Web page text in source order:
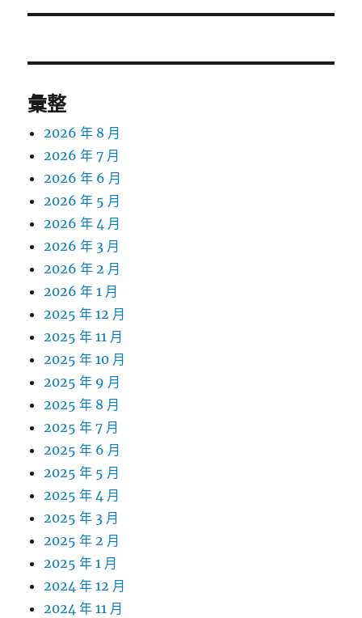
文
彙整
2026 年 8 月
2026 年 7 月
2026 年 6 月
2026 年 5 月
2026 年 4 月
2026 年 3 月
2026 年 2 月
2026 年 1 月
2025 年 12 月
2025 年 11 月
2025 年 10 月
2025 年 9 月
2025 年 8 月
2025 年 7 月
2025 年 6 月
2025 年 5 月
2025 年 4 月
2025 年 3 月
2025 年 2 月
2025 年 1 月
2024 年 12 月
2024 年 11 月